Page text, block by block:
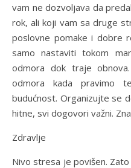
vam ne dozvoljava da
rok, ali koji vam sa druge
poslovne pomake i dobre
samo nastaviti tokom
odmora dok traje
odmora kada pravimo
budućnost. Organizujte se
hitne, svi dogovori važni.
Zdravlje
Nivo stresa je povišen.